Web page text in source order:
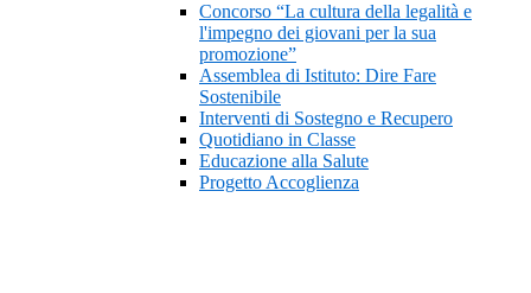
Concorso “La cultura della legalità e
l'impegno dei giovani per la sua
promozione”
Assemblea di Istituto: Dire Fare
Sostenibile
Interventi di Sostegno e Recupero
Quotidiano in Classe
Educazione alla Salute
Progetto Accoglienza